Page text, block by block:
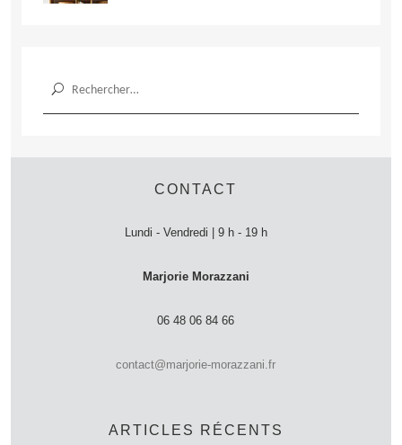
Rechercher :
CONTACT
Lundi - Vendredi | 9 h - 19 h
Marjorie Morazzani
06 48 06 84 66
contact@marjorie-morazzani.fr
ARTICLES RÉCENTS